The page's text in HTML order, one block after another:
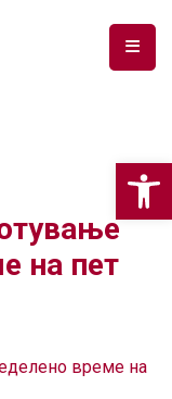
на пет
време на